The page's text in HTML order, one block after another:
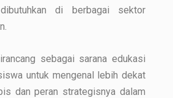
di berbagai sektor
sebagai sarana edukasi
untuk mengenal lebih dekat
dan peran strategisnya dalam